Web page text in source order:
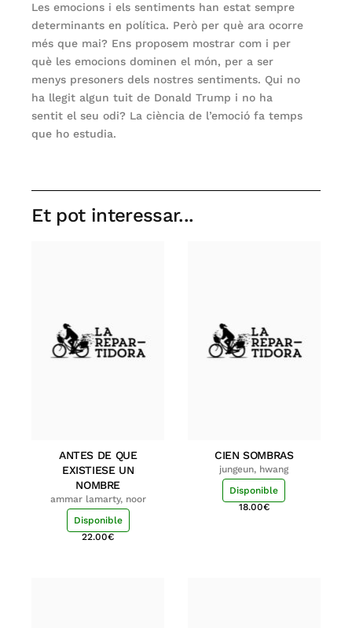
Les emocions i els sentiments han estat sempre
determinants en política. Però per què ara ocorre
més que mai? Ens proposem mostrar com i per
què les emocions dominen el món, per a ser
menys presoners dels nostres sentiments. Qui no
ha llegit algun tuit de Donald Trump i no ha
sentit el seu odi? La ciència de l’emoció fa temps
que ho estudia.
Et pot interessar...
ANTES DE QUE
EXISTIESE UN
NOMBRE
ammar lamarty, noor
Disponible
22.00€
CIEN SOMBRAS
jungeun, hwang
Disponible
18.00€